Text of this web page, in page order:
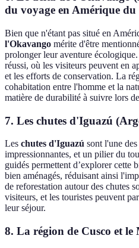
du voyage en Amérique du
Bien que n'étant pas situé en
l'Okavango mérite d'être
prolonger leur aventure
réussi, où les visiteurs peuvent en
et les efforts de conservation. La
cohabitation entre l'homme et la
matière de durabilité à suivre lors
7. Les chutes d'Iguazú
Les chutes d'Iguazú sont l'une
impressionnantes, et un pilier du
guidés permettent d’explorer cette
bien aménagés, réduisant ainsi
de reforestation autour des chutes
visiteurs, et les touristes peuvent
leur séjour.
8. La région de Cusco et